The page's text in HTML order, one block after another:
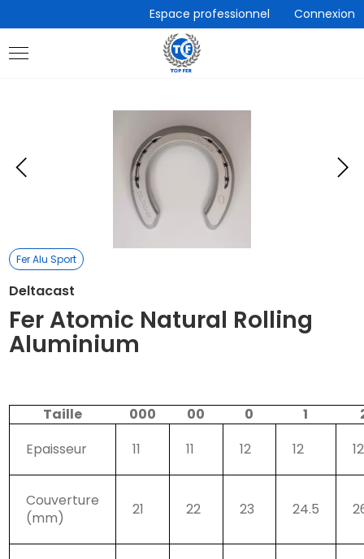
directement
au
contenu
Espace professionnel Connexion
Eléments
précédent
Fer Alu Sport
Deltacast
Fer Atomic Natural Rolling
Aluminium
Taille 000 00 0 1
Epaisseur
11 11 12 12 12
Couverture
(mm)
21 22 23 24.5